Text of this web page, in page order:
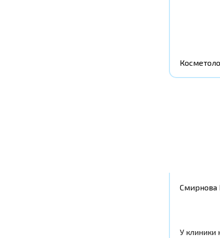
Смирнова
У клиники